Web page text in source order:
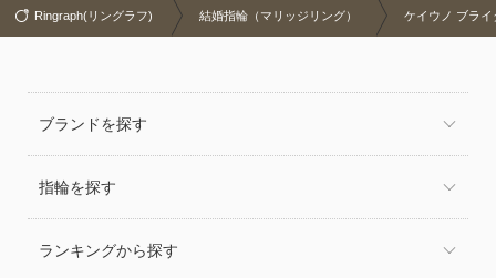
Ringraph(リングラフ) 結婚指輪（マリッジリング） ケイウノ ブラ
ブランドを探す
指輪を探す
ランキングから探す